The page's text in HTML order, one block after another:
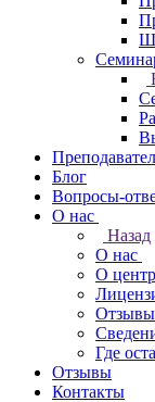
Блог
Вопросы-
О нас
Назад
О нас
О
Отзывы
Где
Отзывы
Контакты